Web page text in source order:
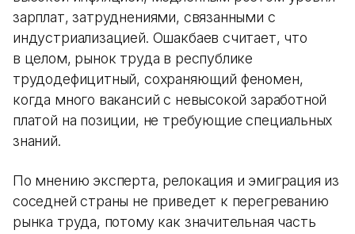
зарплат, затруднениями, связанными с
индустриализацией. Ошакбаев считает, что
в целом, рынок труда в республике
трудодефицитный, сохраняющий феномен,
когда много вакансий с невысокой заработной
платой на позиции, не требующие специальных
знаний.
По мнению эксперта, релокация и эмиграция из
соседней страны не приведет к перегреванию
рынка труда, потому как значительная часть